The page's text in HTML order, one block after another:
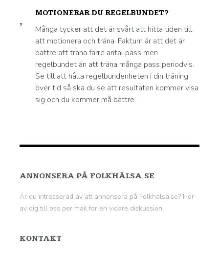
MOTIONERAR DU REGELBUNDET?
Många tycker att det är svårt att hitta tiden till
att motionera och träna. Faktum är att det är
bättre att träna färre antal pass men
regelbundet än att träna många pass periodvis.
Se till att hålla regelbundenheten i din träning
över tid så ska du se att resultaten kommer visa
sig och du kommer må bättre.
ANNONSERA PÅ FOLKHÄLSA.SE
Är du intresserad av att annonsera på Folkhälsa.se? Hör
av dig till oss per mail för en vidare diskussion.
KONTAKT